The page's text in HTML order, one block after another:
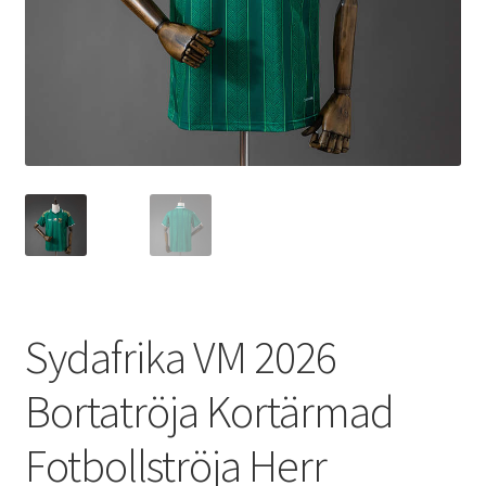
Sydafrika VM 2026
Bortatröja Kortärmad
Fotbollströja Herr